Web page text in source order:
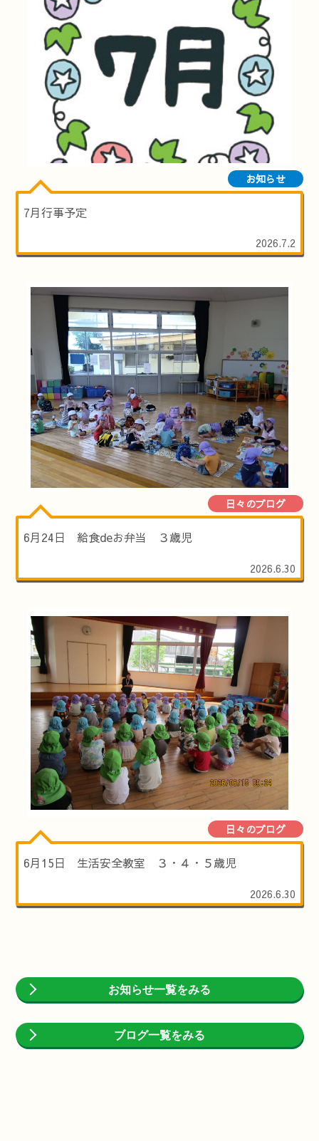
お知らせ
7月行事予定
2026.7.2
日々のブログ
6月24日 給食deお弁当 ３歳児
2026.6.30
日々のブログ
6月15日 生活安全教室 ３・４・５歳児
2026.6.30
お知らせ一覧をみる
ブログ一覧をみる